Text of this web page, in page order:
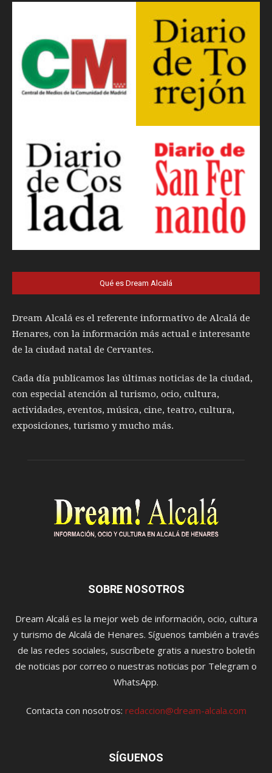
Qué es Dream Alcalá
Dream Alcalá es el referente informativo de Alcalá de
Henares, con la información más actual e interesante
de la ciudad natal de Cervantes.
Cada día publicamos las últimas noticias de la ciudad,
con especial atención al turismo, ocio, cultura,
actividades, eventos, música, cine, teatro, cultura,
exposiciones, turismo y mucho más.
SOBRE NOSOTROS
Dream Alcalá es la mejor web de información, ocio, cultura
y turismo de Alcalá de Henares. Síguenos también a través
de las redes sociales, suscríbete gratis a nuestro boletín
de noticias por correo o nuestras noticias por Telegram o
WhatsApp.
Contacta con nosotros: redaccion@dream-alcala.com
SÍGUENOS